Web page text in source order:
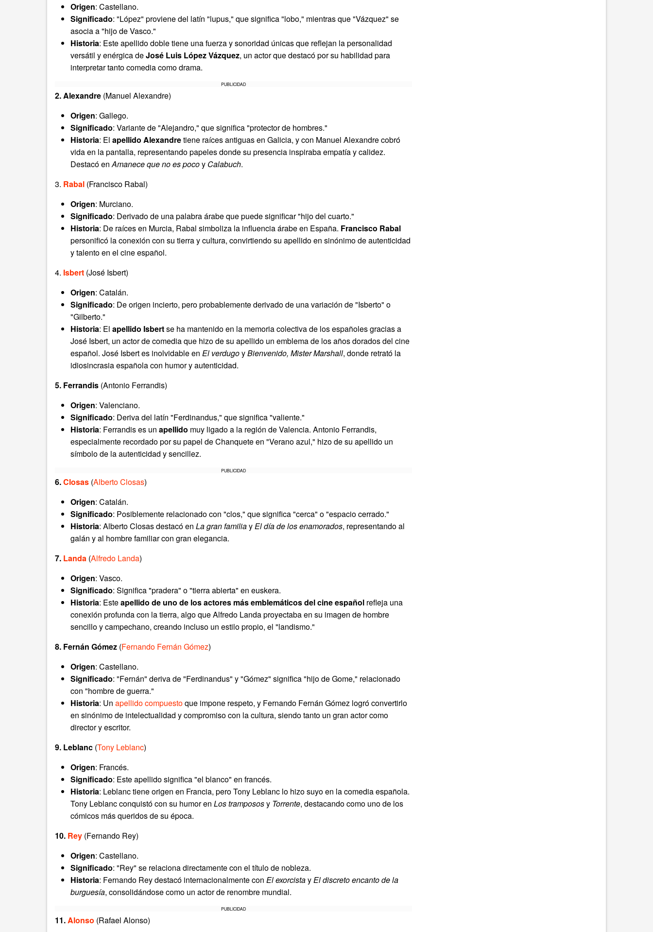
Origen: Castellano.
Significado: "López" proviene del latín "lupus," que significa "lobo," mientras que "Vázquez" se
asocia a "hijo de Vasco."
Historia: Este apellido doble tiene una fuerza y sonoridad únicas que reflejan la personalidad
versátil y enérgica deJosé Luis López Vázquez, un actor que destacó por su habilidad para
interpretar tanto comedia como drama.
PUBLICIDAD
2. Alexandre (Manuel Alexandre)
Origen: Gallego.
Significado: Variante de "Alejandro," que significa "protector de hombres."
Historia: El apellido Alexandretiene raíces antiguas en Galicia, y con Manuel Alexandre cobró
vida en la pantalla, representando papeles donde su presencia inspiraba empatía y calidez.
Destacó enAmanece que no es pocoy Calabuch.
3. Rabal (Francisco Rabal)
Origen: Murciano.
Significado: Derivado de una palabra árabe que puede significar "hijo del cuarto."
Historia: De raíces en Murcia, Rabal simboliza la influencia árabe en España. Francisco Rabal
personificó la conexión con su tierra y cultura, convirtiendo su apellido en sinónimo de autenticidad
y talento en el cine español.
4. Isbert (José Isbert)
Origen: Catalán.
Significado: De origen incierto, pero probablemente derivado de una variación de "Isberto" o
"Gilberto."
Historia: El apellido Isbertse ha mantenido en la memoria colectiva de los españoles gracias a
José Isbert, un actor de comedia que hizo de su apellido un emblema de los años dorados del cine
español. José Isbert es inolvidable en El verdugoyBienvenido, Mister Marshall, donde retrató la
idiosincrasia española con humor y autenticidad.
5. Ferrandis (Antonio Ferrandis)
Origen: Valenciano.
Significado: Deriva del latín "Ferdinandus," que significa "valiente."
Historia: Ferrandis es un apellido muy ligado a la región de Valencia. Antonio Ferrandis,
especialmente recordado por su papel de Chanquete en "Verano azul," hizo de su apellido un
símbolo de la autenticidad y sencillez.
PUBLICIDAD
6.Closas (Alberto Closas)
Origen: Catalán.
Significado: Posiblemente relacionado con "clos," que significa "cerca" o "espacio cerrado."
Historia: Alberto Closas destacó en La gran familiayEl día de los enamorados, representando al
galán y al hombre familiar con gran elegancia.
7. Landa (Alfredo Landa)
Origen: Vasco.
Significado: Significa "pradera" o "tierra abierta" en euskera.
Historia: Esteapellido de uno de los actores más emblemáticos del cine español refleja una
conexión profunda con la tierra, algo que Alfredo Landa proyectaba en su imagen de hombre
sencillo y campechano, creando incluso un estilo propio, el "landismo."
8. Fernán Gómez (Fernando Fernán Gómez)
Origen: Castellano.
Significado: "Fernán" deriva de "Ferdinandus" y "Gómez" significa "hijo de Gome," relacionado
con "hombre de guerra."
Historia: Un apellido compuestoque impone respeto, y Fernando Fernán Gómez logró convertirlo
en sinónimo de intelectualidad y compromiso con la cultura, siendo tanto un gran actor como
director y escritor.
9. Leblanc (Tony Leblanc)
Origen: Francés.
Significado: Este apellido significa "el blanco" en francés.
Historia: Leblanc tiene origen en Francia, pero Tony Leblanc lo hizo suyo en la comedia española.
Tony Leblanc conquistó con su humor en Los trampososy Torrente, destacando como uno de los
cómicos más queridos de su época.
10. Rey (Fernando Rey)
Origen: Castellano.
Significado: "Rey" se relaciona directamente con el título de nobleza.
Historia: Fernando Rey destacó internacionalmente con El exorcistayEl discreto encanto de la
burguesía, consolidándose como un actor de renombre mundial.
PUBLICIDAD
11.Alonso (Rafael Alonso)